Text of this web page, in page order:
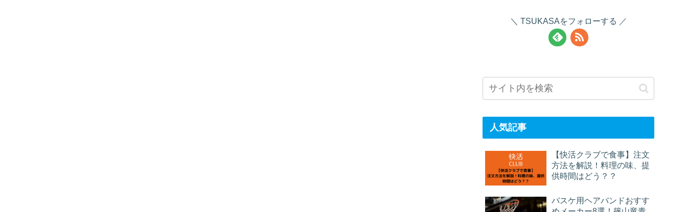
TSUKASAをフォローする
人気記事
【快活クラブで食事】注文
方法を解説！料理の味、提
供時間はどう？？
バスケ用ヘアバンドおすす